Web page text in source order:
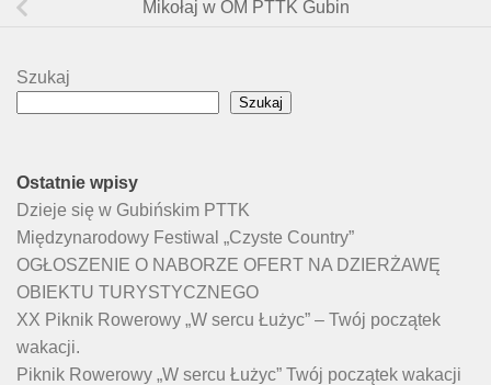
Mikołaj w OM PTTK Gubin
Szukaj
Szukaj
Ostatnie wpisy
Dzieje się w Gubińskim PTTK
Międzynarodowy Festiwal „Czyste Country”
OGŁOSZENIE O NABORZE OFERT NA DZIERŻAWĘ
OBIEKTU TURYSTYCZNEGO
XX Piknik Rowerowy „W sercu Łużyc” – Twój początek
wakacji.
Piknik Rowerowy „W sercu Łużyc” Twój początek wakacji